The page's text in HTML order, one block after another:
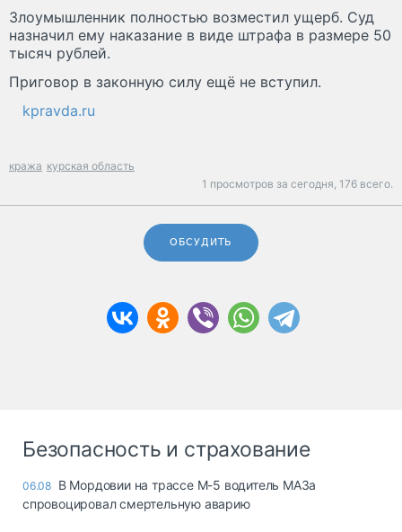
Злоумышленник полностью возместил ущерб. Суд
назначил ему наказание в виде штрафа в размере 50
тысяч рублей.
Приговор в законную силу ещё не вступил.
kpravda.ru
кража курская область
1 просмотров за сегодня, 176 всего.
ОБСУДИТЬ
Безопасность и страхование
06.08 В Мордовии на трассе М-5 водитель МАЗа
спровоцировал смертельную аварию